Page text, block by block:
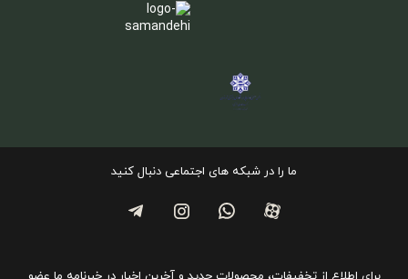
ما را در شبکه های اجتماعی دنبال کنید